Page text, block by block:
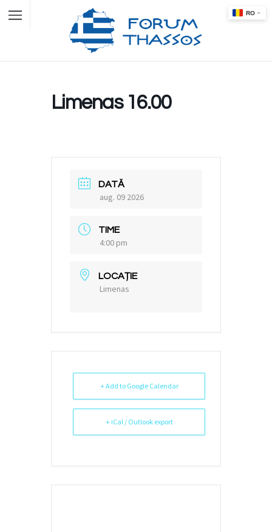
Limenas 16.00
DATĂ
aug. 09 2026
TIME
4:00 pm
LOCAȚIE
Limenas
+ Add to Google Calendar
+ iCal / Outlook export